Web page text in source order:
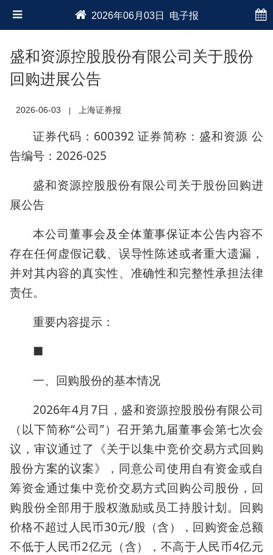
2026年06月03日 电子报
盛和资源控股股份有限公司关于股份
回购进展公告
2026-06-03 上海证券报
证券代码：600392 证券简称：盛和资源 公
告编号：2026-025
盛和资源控股股份有限公司关于股份回购进
展公告
本公司董事会及全体董事保证本公告内容不
存在任何虚假记载、误导性陈述或者重大遗漏，
并对其内容的真实性、准确性和完整性承担法律
责任。
重要内容提示：
■
一、回购股份的基本情况
2026年4月7日，盛和资源控股股份有限公司
（以下简称“公司”）召开第九届董事会第七次会
议，审议通过了《关于以集中竞价交易方式回购
股份方案的议案》，同意公司使用自有资金或自
筹资金通过集中竞价交易方式回购公司股份，回
购股份全部用于股权激励或员工持股计划。回购
价格不超过人民币30元/股（含），回购资金总额
不低于人民币2亿元（含），不高于人民币4亿元